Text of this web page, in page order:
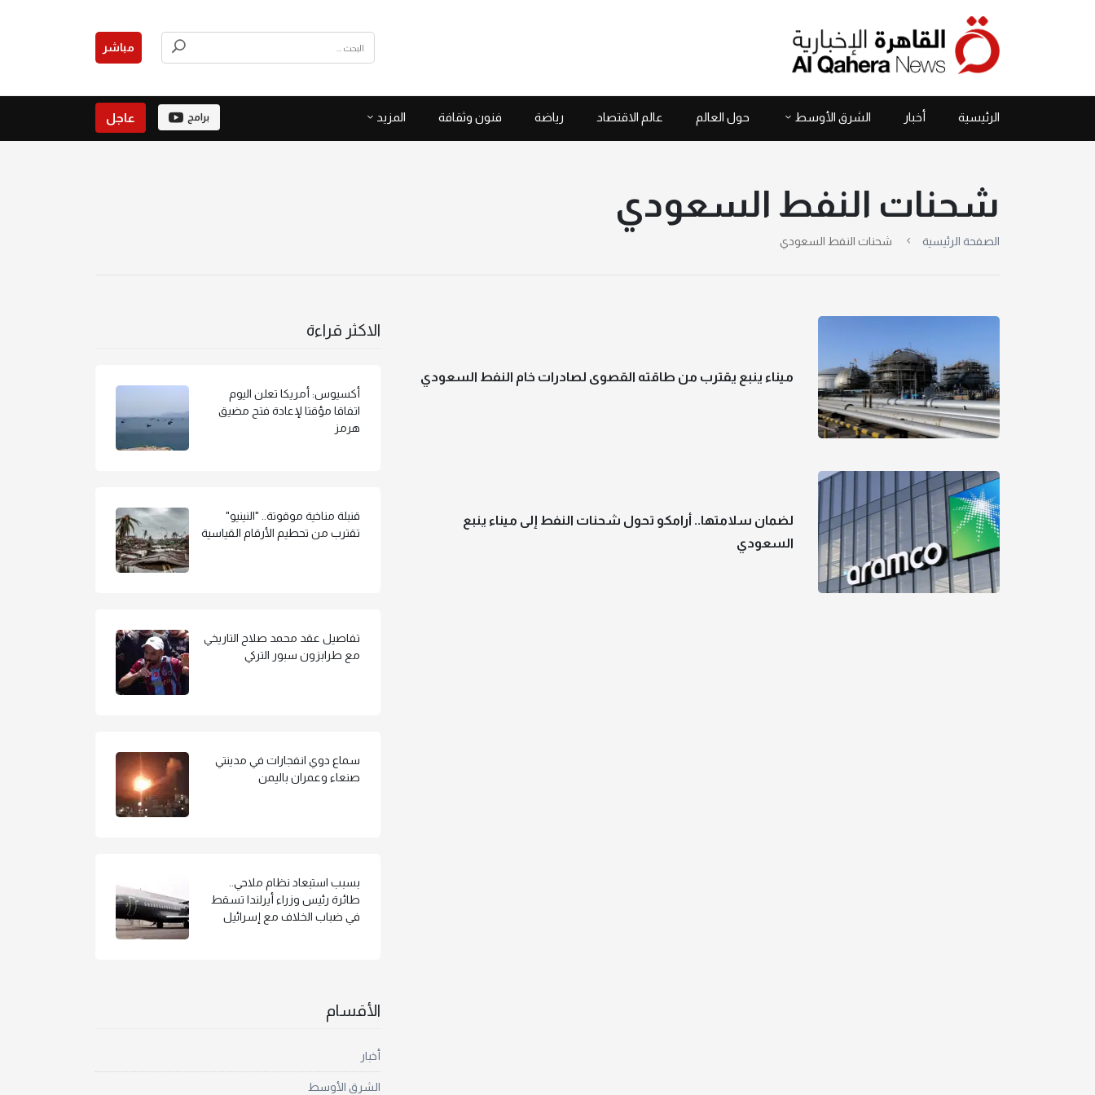
مباشر
الرئيسية أخبار الشرق الأوسط حول العالم عالم الاقتصاد رياضة فنون وثقافة المزيد برامج عاجل
شحنات النفط السعودي
الصفحة الرئيسية شحنات النفط السعودي
ميناء ينبع يقترب من طاقته القصوى لصادرات خام النفط السعودي
لضمان سلامتها.. أرامكو تحول شحنات النفط إلى ميناء ينبع
السعودي
الاكثر قراءة
أكسيوس: أمريكا تعلن اليوم
اتفاقا مؤقتا لإعادة فتح مضيق
هرمز
قنبلة مناخية موقوتة.. "النينيو"
تقترب من تحطيم الأرقام القياسية
تفاصيل عقد محمد صلاح التاريخي
مع طرابزون سبور التركي
سماع دوي انفجارات في مدينتي
صنعاء وعمران باليمن
بسبب استبعاد نظام ملاحي..
طائرة رئيس وزراء أيرلندا تسقط
في ضباب الخلاف مع إسرائيل
الأقسام
أخبار
الشرق الأوسط